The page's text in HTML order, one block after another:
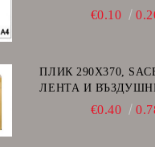
ДЕСЕН ПРОЗОРЕЦ
€0.10
ПЛИК 290Х370,
ЛЕНТА И
€0.40